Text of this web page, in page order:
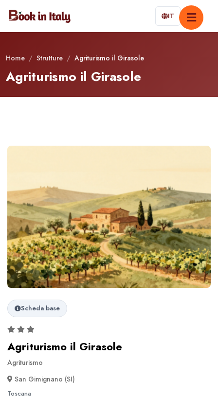
IT
Home / Strutture / Agriturismo il Girasole
Agriturismo il Girasole
Scheda base
Agriturismo il Girasole
Agriturismo
San Gimignano (SI)
Toscana